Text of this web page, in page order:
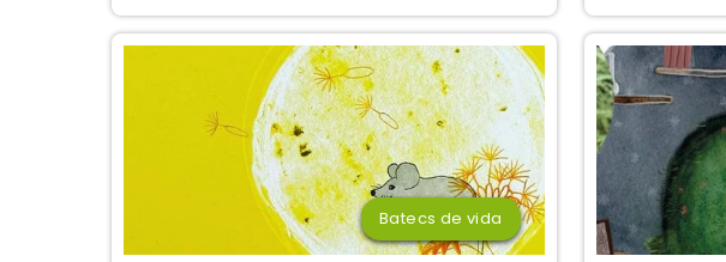
Batecs de vida